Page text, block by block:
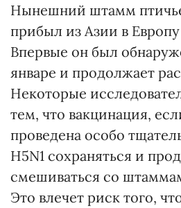
Нынешний штамм
прибыл из Азии в Европу
Впервые он был
январе и продолжает
Некоторые
тем, что вакцинация,
проведена особо
H5N1 сохраняться и
смешиваться со
Это влечет риск того,